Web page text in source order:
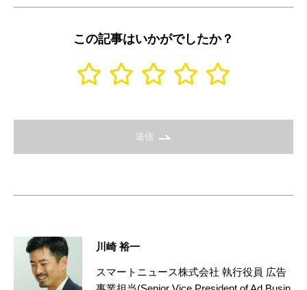
この記事はいかがでしたか？
送信
川崎 裕一
スマートニュース株式会社 執行役員 広告